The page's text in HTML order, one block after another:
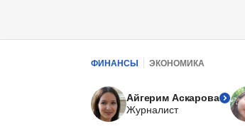
ФИНАНСЫ ЭКОНОМИКА
Айгерим Аскарова
Журналист